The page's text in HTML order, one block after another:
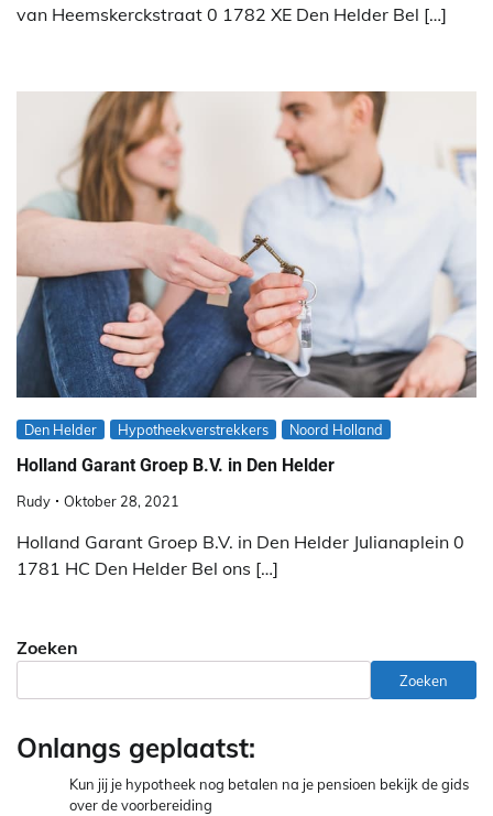
van Heemskerckstraat 0 1782 XE Den Helder Bel […]
Den Helder Hypotheekverstrekkers Noord Holland
Holland Garant Groep B.V. in Den Helder
Rudy Oktober 28, 2021
Holland Garant Groep B.V. in Den Helder Julianaplein 0
1781 HC Den Helder Bel ons […]
Zoeken
Zoeken
Onlangs geplaatst:
Kun jij je hypotheek nog betalen na je pensioen bekijk de gids
over de voorbereiding